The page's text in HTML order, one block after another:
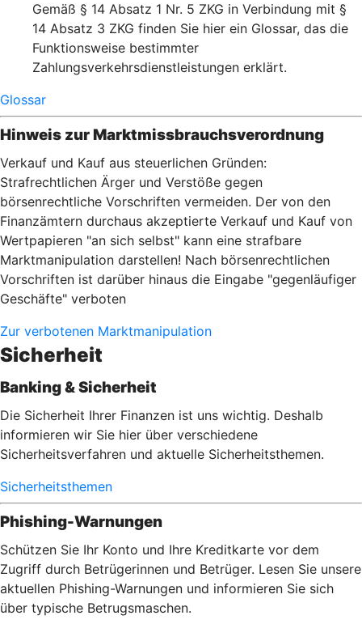
Gemäß § 14 Absatz 1 Nr. 5 ZKG in Verbindung mit §
14 Absatz 3 ZKG finden Sie hier ein Glossar, das die
Funktionsweise bestimmter
Zahlungsverkehrsdienstleistungen erklärt.
Glossar
Hinweis zur Marktmissbrauchsverordnung
Verkauf und Kauf aus steuerlichen Gründen:
Strafrechtlichen Ärger und Verstöße gegen
börsenrechtliche Vorschriften vermeiden. Der von den
Finanzämtern durchaus akzeptierte Verkauf und Kauf von
Wertpapieren "an sich selbst" kann eine strafbare
Marktmanipulation darstellen! Nach börsenrechtlichen
Vorschriften ist darüber hinaus die Eingabe "gegenläufiger
Geschäfte" verboten
Zur verbotenen Marktmanipulation
Sicherheit
Banking & Sicherheit
Die Sicherheit Ihrer Finanzen ist uns wichtig. Deshalb
informieren wir Sie hier über verschiedene
Sicherheitsverfahren und aktuelle Sicherheitsthemen.
Sicherheitsthemen
Phishing-Warnungen
Schützen Sie Ihr Konto und Ihre Kreditkarte vor dem
Zugriff durch Betrügerinnen und Betrüger. Lesen Sie unsere
aktuellen Phishing-Warnungen und informieren Sie sich
über typische Betrugsmaschen.